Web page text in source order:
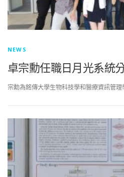
NEWS
卓宗勳任職日月光系統
宗勳為銘傳大學生物科技學和醫療資訊管